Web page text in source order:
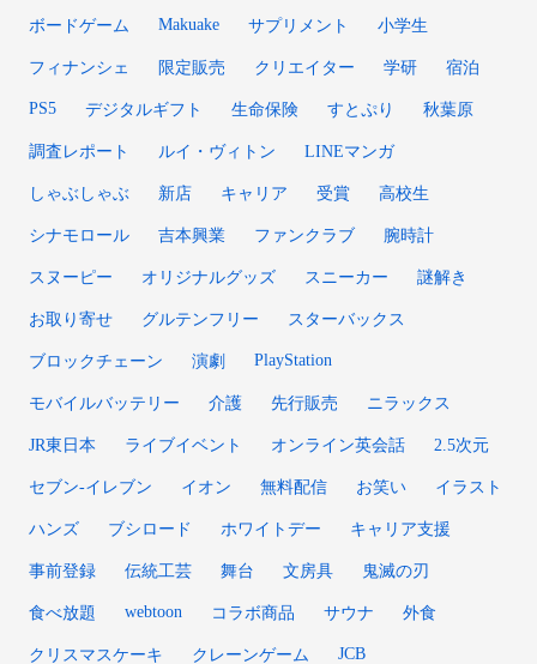
ボードゲーム Makuake サプリメント 小学生
フィナンシェ 限定販売 クリエイター 学研 宿泊
PS5 デジタルギフト 生命保険 すとぷり 秋葉原
調査レポート ルイ・ヴィトン LINEマンガ
しゃぶしゃぶ 新店 キャリア 受賞 高校生
シナモロール 吉本興業 ファンクラブ 腕時計
スヌーピー オリジナルグッズ スニーカー 謎解き
お取り寄せ グルテンフリー スターバックス
ブロックチェーン 演劇 PlayStation
モバイルバッテリー 介護 先行販売 ニラックス
JR東日本 ライブイベント オンライン英会話 2.5次元
セブン-イレブン イオン 無料配信 お笑い イラスト
ハンズ ブシロード ホワイトデー キャリア支援
事前登録 伝統工芸 舞台 文房具 鬼滅の刃
食べ放題 webtoon コラボ商品 サウナ 外食
クリスマスケーキ クレーンゲーム JCB